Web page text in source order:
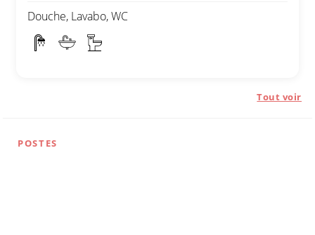
Douche, Lavabo, WC
Tout voir
POSTES